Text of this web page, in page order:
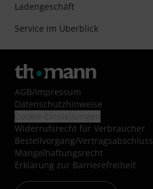
Ladengeschäft
Service im Überblick
AGB/Impressum
Datenschutzhinweise
Widerrufsrecht für Verbraucher
Bestellvorgang/Vertragsabschluss
Mängelhaftungsrecht
Erklärung zur Barrierefreiheit